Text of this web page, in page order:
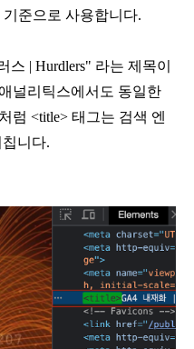
준으로 사용합니다.
| Hurdlers" 라는 제목이
널리틱스에서도 동일한
럼 <title> 태그는 검색 엔
니다.